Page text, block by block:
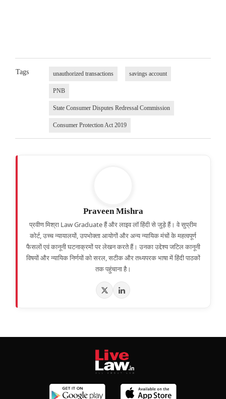
Tags unauthorized transactions savings account
PNB
State Consumer Disputes Redressal Commission
Consumer Protection Act 2019
Praveen Mishra
प्रवीण मिश्रा Law Graduate हैं और लाइव लॉ हिंदी से जुड़े हैं। वे सुप्रीम
कोर्ट, उच्च न्यायालयों, उपभोक्ता आयोगों और अन्य न्यायिक मंचों के महत्वपूर्ण
फैसलों एवं कानूनी घटनाक्रमों पर लेखन करते हैं। उनका उद्देश्य जटिल कानूनी
विषयों और न्यायिक निर्णयों को सरल, सटीक और तथ्यपरक भाषा में हिंदी पाठकों
तक पहुंचाना है।